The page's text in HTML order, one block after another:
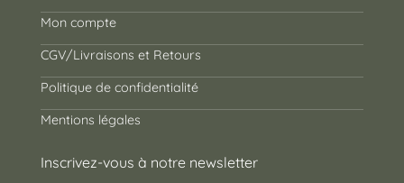
Mon compte
CGV/Livraisons et Retours
Politique de confidentialité
Mentions légales
Inscrivez-vous à notre newsletter